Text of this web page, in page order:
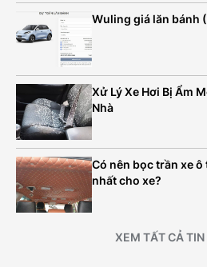
Wuling giá lăn bánh
Xử Lý Xe Hơi Bị Ẩm
Nhà
Có nên bọc trần xe
nhất cho xe?
XEM TẤT CẢ